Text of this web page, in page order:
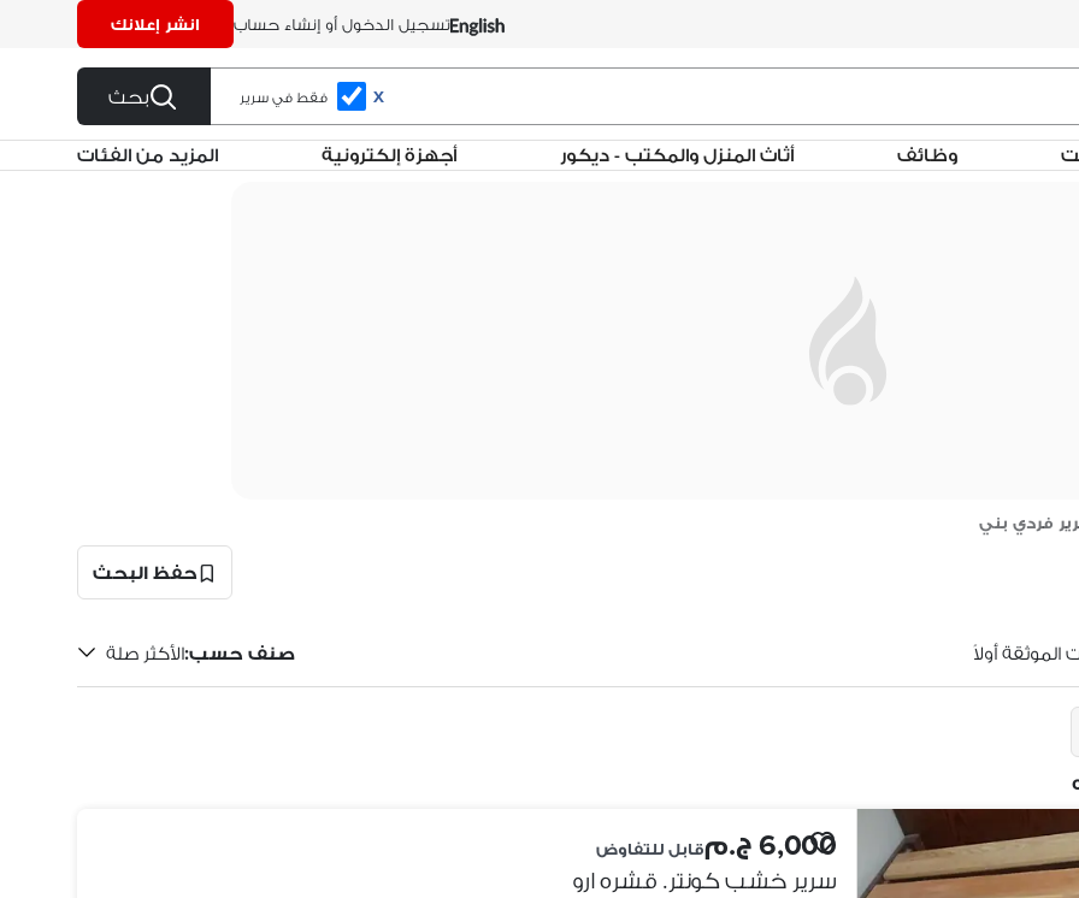
تسجيل الدخول أو إنشاء حساب انشر إعلانك
X فقط في سرير بحث
وظائف أثاث المنزل والمكتب - ديكور أجهزة إلكترونية المزيد من الفئات
فردي بني
حفظ البحث
أولاً صنف حسب:الأكثر صلة
6,000 ج.م قابل للتفاوض
سرير خشب كونتر. قشره ارو